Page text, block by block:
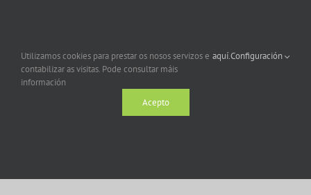
Utilizamos cookies para prestar os nosos servizos e
contabilizar as visitas. Pode consultar máis
información
aquí.Configuración
Acepto